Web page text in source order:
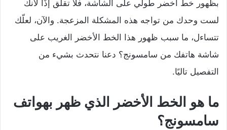
بظهور خط أخضر طولي على الشاشة، فلا تقلق إذًا لأنك
لست وحدك من تواجه هذه المشكلة المزعجة. والآن، لعلّك
تتساءل، ما سبب ظهور هذا الخط الأخضر الغريب على
شاشة هاتفك من سامسونج؟ دعنا نتحدث بشيء من
التفصيل تاليًا.
ما هو الخط الأخضر الذي ظهر بهواتف
سامسونج؟